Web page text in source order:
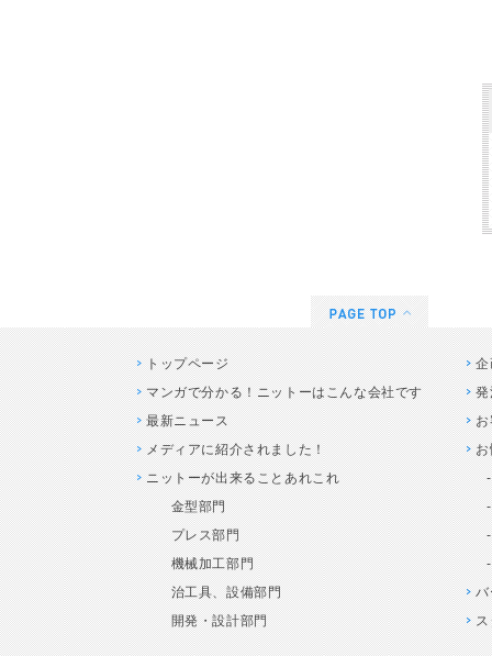
トップページ
マンガで分かる！ニットーはこんな会社です
最新ニュース
メディアに紹介されました！
ニットーが出来ることあれこれ
金型部門
プレス部門
機械加工部門
治工具、設備部門
開発・設計部門
企
発
お
お
バ
ス